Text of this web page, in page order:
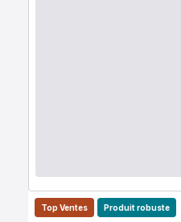
Top Ventes Produit robuste